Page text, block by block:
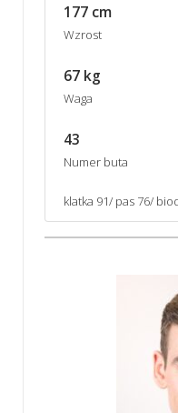
177 cm
Wzrost
67 kg
Waga
43
Numer buta
klatka 91/ pas 76/